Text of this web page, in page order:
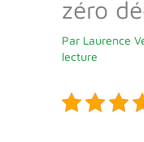
zéro
Par Laurence
lecture